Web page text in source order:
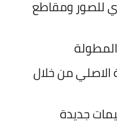
للصور ومقاطع
من خلال
جديدة